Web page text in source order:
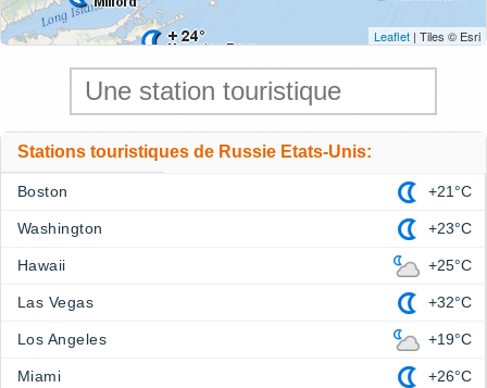
Leaflet | Tiles © Esri
Stations touristiques de Russie Etats-Unis:
Boston +21°C
Washington +23°C
Hawaii +25°C
Las Vegas +32°C
Los Angeles +19°C
Miami +26°C